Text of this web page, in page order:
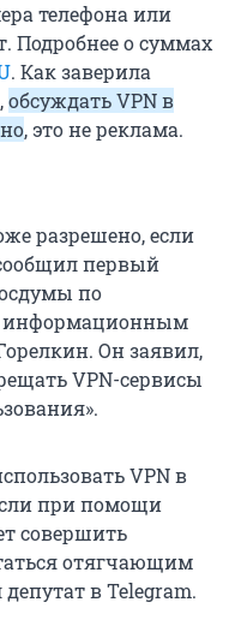
телефона или
Подробнее о суммах
. Как заверила
обсуждать VPN в
, это не реклама.
разрешено, если
первый
по
информационным
Он заявил,
VPN-сервисы
VPN в
при помощи
совершить
отягчающим
в Telegram.